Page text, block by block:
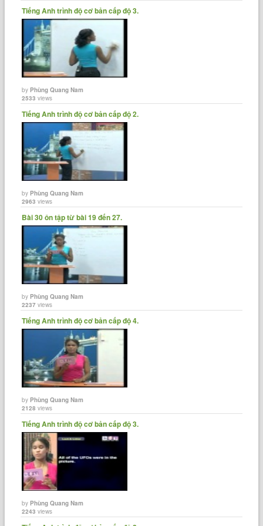
juice, and some bread on the table.
Có vài quả táo, vài quả cam, một ít sữa, một ít nước ép và một
ít bánh mì trên bàn.
Ram has petrol.
Ram có xăng.
There's petrol left.
Còn xăng (trong xe).
John hết xăng rồi.
There's no petrol left.
Không còn miếng xăng nào.
John needs petrol.
John cần xăng.
She has money.
Cô ấy có tiền.
There's money left.
Còn tiền.
He is out of money.
Anh ấy hết tiền rồi.
He has no money left.
Tiếng Anh trình độ cơ bản cấp độ 3.
byPhùng Quang Nam
2533 views
Tiếng Anh trình độ cơ bản cấp độ 2.
byPhùng Quang Nam
2963 views
Bài 30 ôn tập từ bài 19 đến 27.
byPhùng Quang Nam
2237 views
Tiếng Anh trình độ cơ bản cấp độ 4.
byPhùng Quang Nam
2128 views
Tiếng Anh trình độ cơ bản cấp độ 3.
byPhùng Quang Nam
2243 views